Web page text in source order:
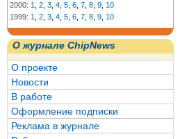
2000: 1 2 3 4 5 6 7 8 9 10
1999: 1 2 3 4 5 6 7 8 9 10
О журнале ChipNews
О проекте
Новости
В работе
Оформление подписки
Реклама в журнале